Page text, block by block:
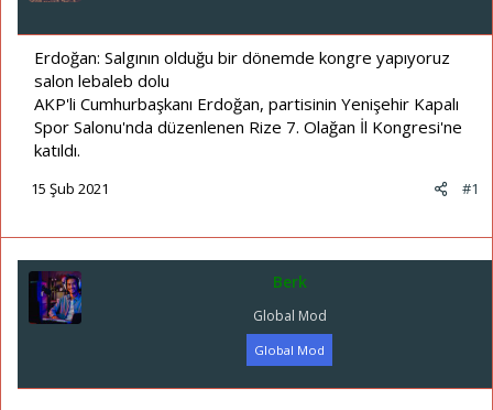
ş
r
i
h
i
Erdoğan: Salgının olduğu bir dönemde kongre yapıyoruz
salon lebaleb dolu
AKP'li Cumhurbaşkanı Erdoğan, partisinin Yenişehir Kapalı
Spor Salonu'nda düzenlenen Rize 7. Olağan İl Kongresi'ne
katıldı.
#1
15 Şub 2021
Berk
Global Mod
Global Mod